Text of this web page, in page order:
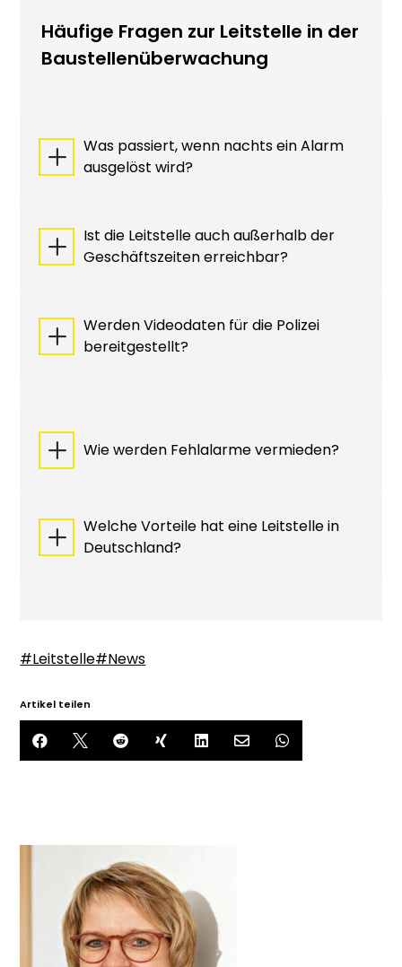
Häufige Fragen zur Leitstelle in der
Baustellenüberwachung
L
Was passiert, wenn nachts ein Alarm
ausgelöst wird?
L
Ist die Leitstelle auch außerhalb der
Geschäftszeiten erreichbar?
L
Werden Videodaten für die Polizei
bereitgestellt?
L Wie werden Fehlalarme vermieden?
L
Welche Vorteile hat eine Leitstelle in
Deutschland?
#Leitstelle#News
Artikel teilen
      